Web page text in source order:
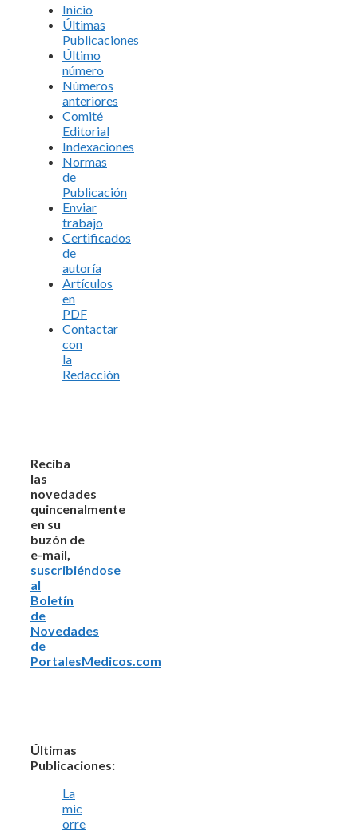
Inicio
Últimas
Publicaciones
Último
número
Números
anteriores
Comité
Editorial
Indexaciones
Normas
de
Publicación
Enviar
trabajo
Certificados
de
autoría
Artículos
en
PDF
Contactar
con
la
Redacción
Reciba
las
novedades
quincenalmente
en su
buzón de
e-mail,
suscribiéndose
al
Boletín
de
Novedades
de
PortalesMedicos.com
Últimas
Publicaciones:
La
mic
orre